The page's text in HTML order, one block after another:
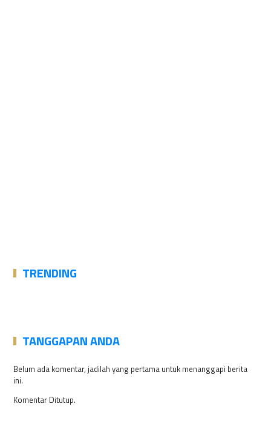
TRENDING
TANGGAPAN ANDA
Belum ada komentar, jadilah yang pertama untuk menanggapi berita
ini.
Komentar Ditutup.